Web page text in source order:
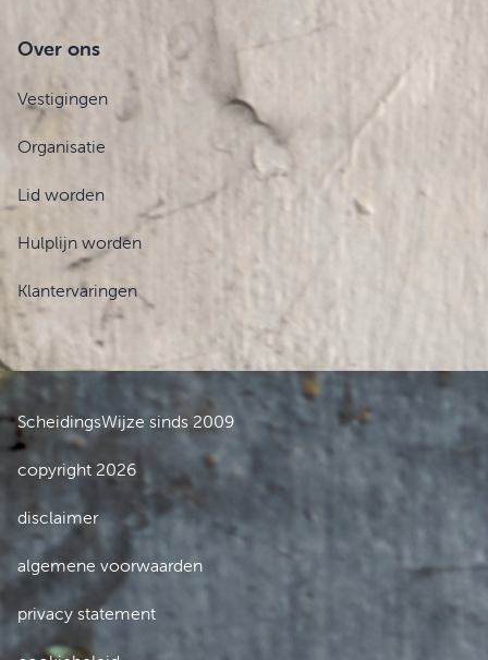
Over ons
Vestigingen
Organisatie
Lid worden
Hulplijn worden
Klantervaringen
ScheidingsWijze sinds 2009
copyright 2026
disclaimer
algemene voorwaarden
privacy statement